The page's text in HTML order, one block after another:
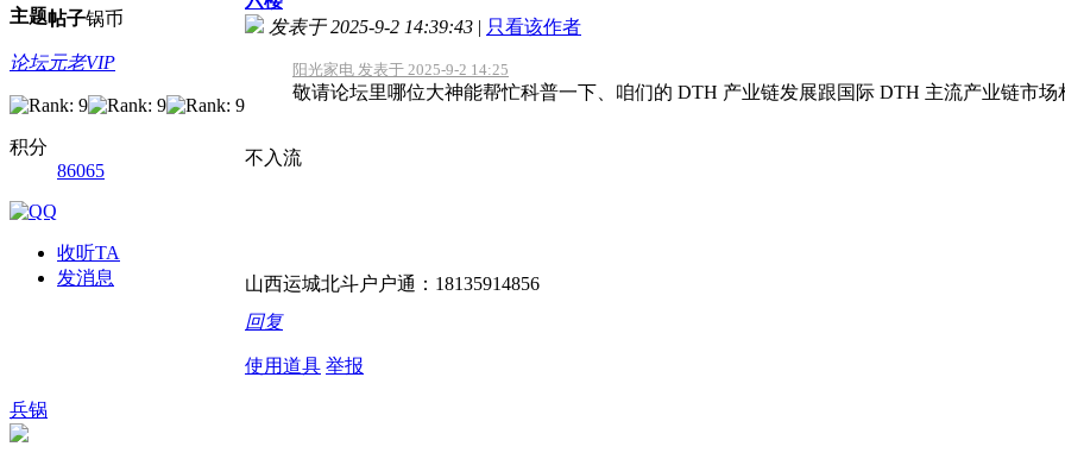
主题帖子锅币
论坛元老VIP
积分
86065
收听TA
发消息
发表于 2025-9-2 14:39:43 | 只看该作者
阳光家电 发表于 2025-9-2 14:25
敬请论坛里哪位大神能帮忙科普一下、咱们的 DTH 产业链发展跟国际 DTH 主流产业链市场
不入流
山西运城北斗户户通：18135914856
回复
使用道具 举报
兵锅